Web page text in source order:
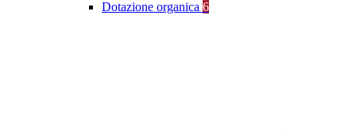
Dotazione organica 6